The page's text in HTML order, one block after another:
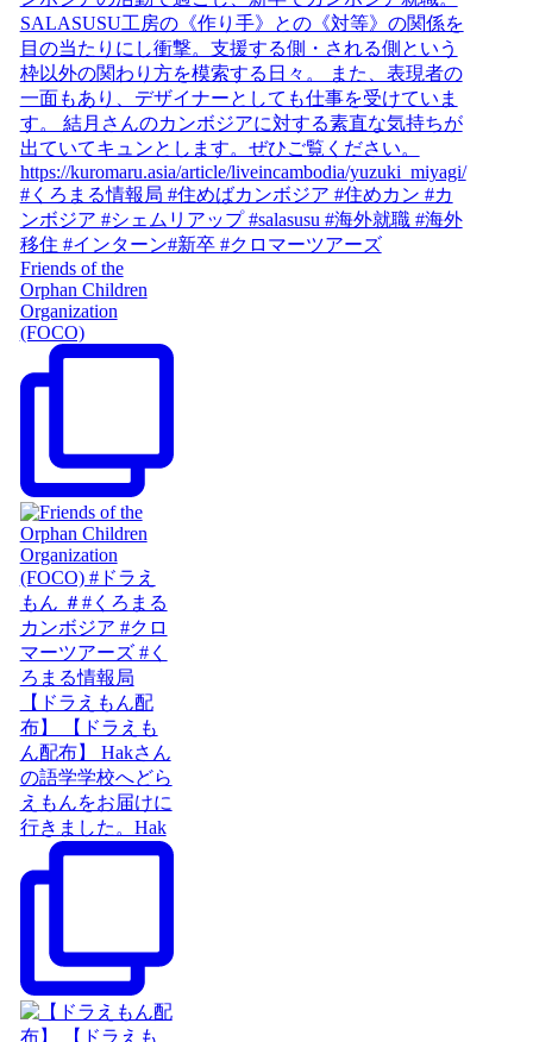
Friends of the
Orphan Children
Organization
(FOCO)
【ドラえもん配
布】 【ドラえも
ん配布】 Hakさん
の語学学校へどら
えもんをお届けに
行きました。Hak